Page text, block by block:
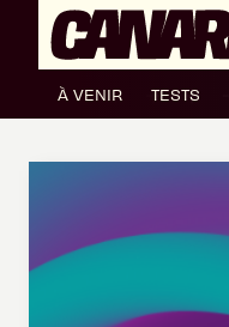
À VENIR TESTS